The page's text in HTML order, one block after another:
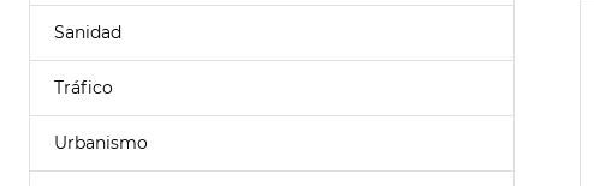
Sanidad
Tráfico
Urbanismo